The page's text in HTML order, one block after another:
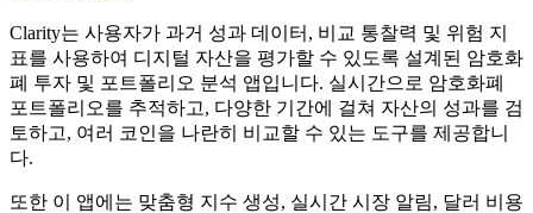
Clarity는 사용자가 과거 성과 데이터, 비교 통찰력 및 위험 지
표를 사용하여 디지털 자산을 평가할 수 있도록 설계된 암호화
폐 투자 및 포트폴리오 분석 앱입니다. 실시간으로 암호화폐
포트폴리오를 추적하고, 다양한 기간에 걸쳐 자산의 성과를 검
토하고, 여러 코인을 나란히 비교할 수 있는 도구를 제공합니
다.
또한 이 앱에는 맞춤형 지수 생성, 실시간 시장 알림, 달러 비용